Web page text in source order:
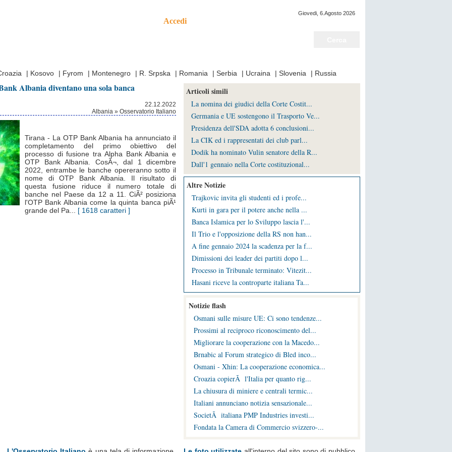
Accedi
Giovedi, 6.Agosto 2026
| Kosovo | Fyrom | Montenegro | R. Srpska | Romania | Serbia | Ucraina | Slovenia | Russia
Albania diventano una sola banca
22.12.2022
Albania » Osservatorio Italiano
Tirana - La OTP Bank Albania ha annunciato il
completamento del primo obiettivo del
processo di fusione tra Alpha Bank Albania e
OTP Bank Albania. CosÃ¬, dal 1 dicembre
2022, entrambe le banche opereranno sotto il
nome di OTP Bank Albania. Il risultato di
questa fusione riduce il numero totale di
banche nel Paese da 12 a 11. CiÃ² posiziona
l'OTP Bank Albania come la quinta banca piÃ¹
grande del Pa... [ 1618 caratteri ]
Articoli simili
La nomina dei giudici della Corte Costit...
Germania e UE sostengono il Trasporto Ve...
Presidenza dell'SDA adotta 6 conclusioni...
La CIK ed i rappresentati dei club parl...
Dodik ha nominato Vulin senatore della R...
Dall'1 gennaio nella Corte costituzional...
Altre Notizie
Trajkovic invita gli studenti ed i profe...
Kurti in gara per il potere anche nella ...
Banca Islamica per lo Sviluppo lascia l'...
Il Trio e l'opposizione della RS non han...
A fine gennaio 2024 la scadenza per la f...
Dimissioni dei leader dei partiti dopo l...
Processo in Tribunale terminato: Vitezit...
Hasani riceve la controparte italiana Ta...
Notizie flash
Osmani sulle misure UE: Ci sono tendenze...
Prossimi al reciproco riconoscimento del...
Migliorare la cooperazione con la Macedo...
Brnabic al Forum strategico di Bled inco...
Osmani - Xhin: La cooperazione economica...
Croazia copierÃ l'Italia per quanto rig...
La chiusura di miniere e centrali termic...
Italiani annunciano notizia sensazionale...
SocietÃ italiana PMP Industries investi...
Fondata la Camera di Commercio svizzero-...